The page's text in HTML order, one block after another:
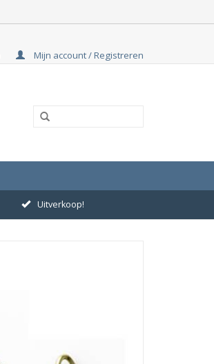
Mijn account / Registreren
Uitverkoop!